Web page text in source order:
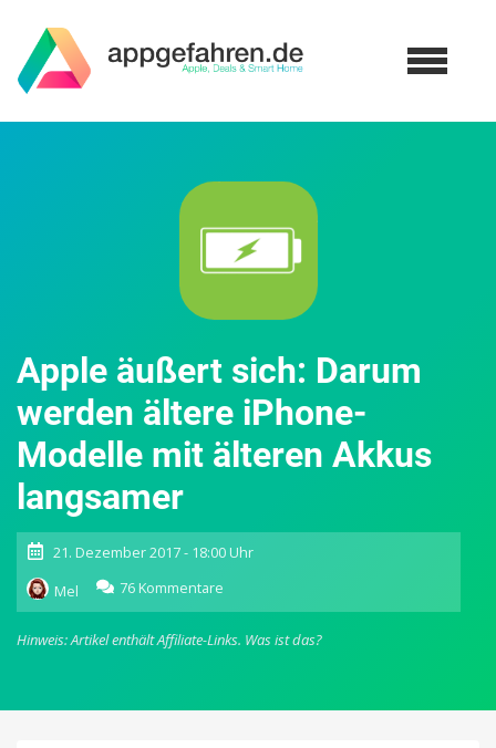
Apple äußert sich: Darum
werden ältere iPhone-
Modelle mit älteren Akkus
langsamer
21. Dezember 2017 - 18:00 Uhr
Mel
76 Kommentare
Apple
äußert
sich:
ältere
Hinweis: Artikel enthält Affiliate-Links. Was ist das?